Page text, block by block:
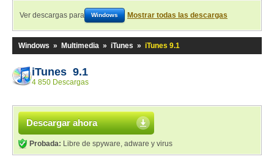
Ver descargas para Windows Mostrar todas las descargas
Windows » Multimedia » iTunes » iTunes 9.1
iTunes 9.1
4 850 Descargas
Descargar ahora
Probada: Libre de spyware, adware y virus